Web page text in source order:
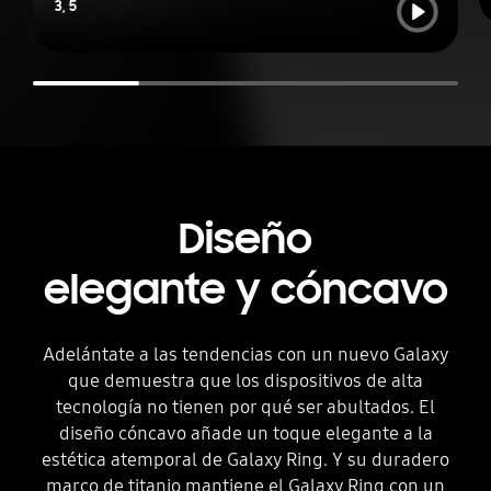
3,5
Diseño
elegante y cóncavo
Adelántate a las tendencias con un nuevo Galaxy
que demuestra que los dispositivos de alta
tecnología no tienen por qué ser abultados. El
diseño cóncavo añade un toque elegante a la
estética atemporal de Galaxy Ring. Y su duradero
marco de titanio mantiene el Galaxy Ring con un